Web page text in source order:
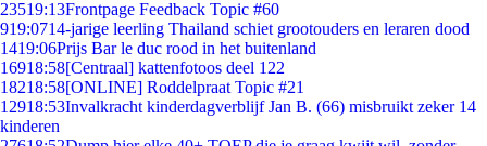
23519:13Frontpage Feedback Topic #60
919:0714-jarige leerling Thailand schiet grootouders en leraren dood
1419:06Prijs Bar le duc rood in het buitenland
16918:58[Centraal] kattenfotoos deel 122
18218:58[ONLINE] Roddelpraat Topic #21
12918:53Invalkracht kinderdagverblijf Jan B. (66) misbruikt zeker 14
kinderen